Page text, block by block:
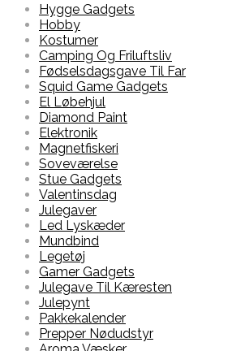
Hygge Gadgets
Hobby
Kostumer
Camping Og Friluftsliv
Fødselsdagsgave Til Far
Squid Game Gadgets
El Løbehjul
Diamond Paint
Elektronik
Magnetfiskeri
Soveværelse
Stue Gadgets
Valentinsdag
Julegaver
Led Lyskæder
Mundbind
Legetøj
Gamer Gadgets
Julegave Til Kæresten
Julepynt
Pakkekalender
Prepper Nødudstyr